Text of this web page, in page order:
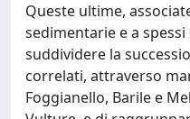
Queste ultime,
sedimentarie e a
suddividere la
correlati, attraverso
Foggianello, Barile e